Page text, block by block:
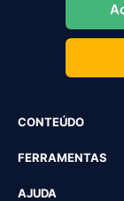
CONTEÚDO
FERRAMENTAS
AJUDA